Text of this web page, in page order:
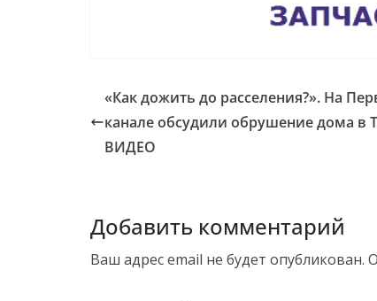
«Как дожить до расселения?». На
канале обсудили обрушение дома в
ВИДЕО
Добавить комментарий
Ваш адрес email не будет опубликован.